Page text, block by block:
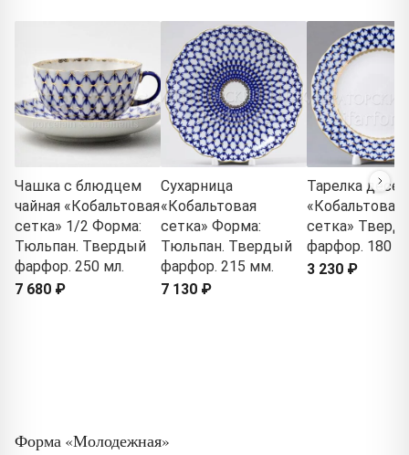
Чашка с блюдцем
чайная «Кобальтовая
сетка» 1/2 Форма:
Тюльпан. Твердый
фарфор. 250 мл.
7 680 ₽
Сухарница
«Кобальтовая
сетка» Форма:
Тюльпан. Твердый
фарфор. 215 мм.
7 130 ₽
Тарелка
«Кобальтовая
сетка»
фарфор. 180
3 230 ₽
Форма «Молодежная»